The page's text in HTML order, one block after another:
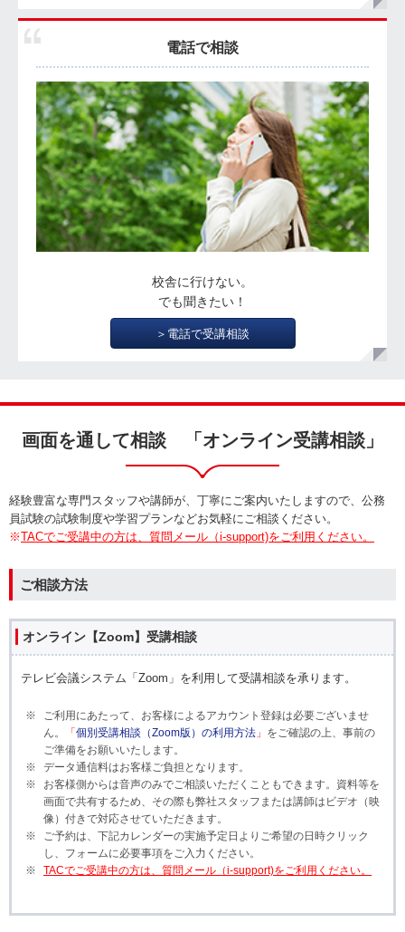
電話で相談
校舎に行けない。
でも聞きたい！
＞電話で受講相談
画面を通して相談 「オンライン受講相談」
経験豊富な専門スタッフや講師が、丁寧にご案内いたしますので、公務
員試験の試験制度や学習プランなどお気軽にご相談ください。
※TACでご受講中の方は、質問メール（i-support)をご利用ください。
ご相談方法
オンライン【Zoom】受講相談
テレビ会議システム「Zoom」を利用して受講相談を承ります。
ご利用にあたって、お客様によるアカウント登録は必要ございませ
ん。
「 個別受講相談（Zoom版）の利用方法 」 をご確認の上、事前の
ご準備をお願いいたします。
データ通信料はお客様ご負担となります。
お客様側からは音声のみでご相談いただくこともできます。資料等を
画面で共有するため、その際も弊社スタッフまたは講師はビデオ（映
像）付きで対応させていただきます。
ご予約は、下記カレンダーの実施予定日よりご希望の日時クリック
し、フォームに必要事項をご入力ください。
TACでご受講中の方は、質問メール（i-support)をご利用ください。